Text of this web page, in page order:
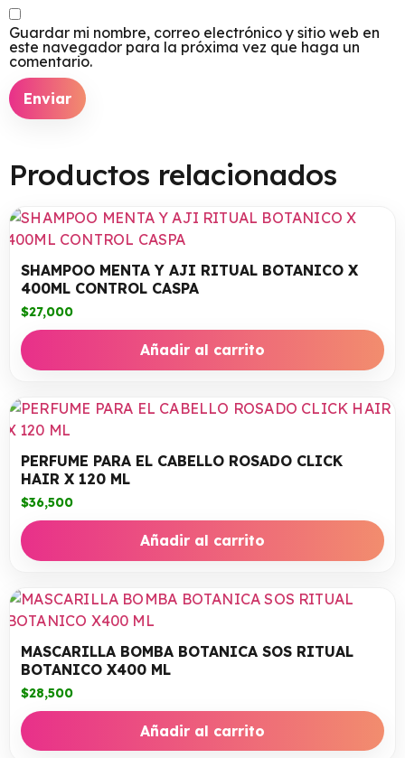
Guardar mi nombre, correo electrónico y sitio web en
este navegador para la próxima vez que haga un
comentario.
Productos relacionados
SHAMPOO MENTA Y AJI RITUAL BOTANICO X
400ML CONTROL CASPA
$27,000
Añadir al carrito
PERFUME PARA EL CABELLO ROSADO CLICK
HAIR X 120 ML
$36,500
Añadir al carrito
MASCARILLA BOMBA BOTANICA SOS RITUAL
BOTANICO X400 ML
$28,500
Añadir al carrito